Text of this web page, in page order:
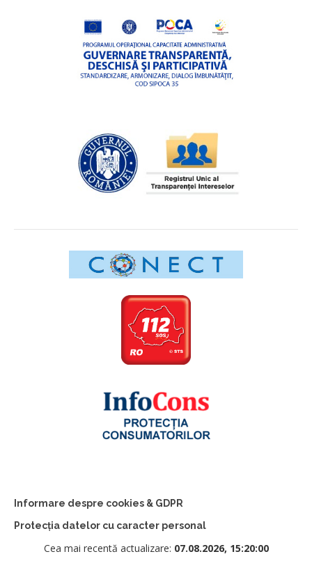
Informare despre cookies & GDPR
Protecția datelor cu caracter personal
Cea mai recentă actualizare: 07.08.2026, 15:20:00